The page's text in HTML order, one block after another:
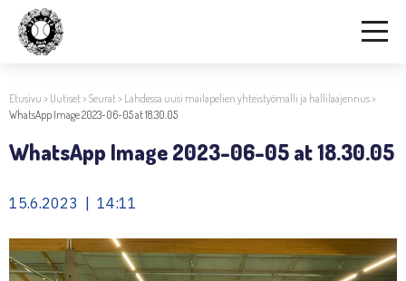
Etusivu > Uutiset>Seurat> Lahdessa uusi mailapelien yhteistyömalli ja hallilaajennus>
WhatsApp Image 2023-06-05 at 18.30.05
WhatsApp Image 2023-06-05 at 18.30.05
15.6.2023 | 14:11